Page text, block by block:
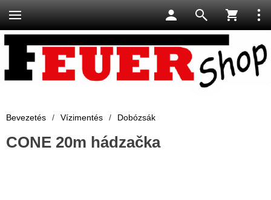
Bevezetés / Vízimentés / Dobózsák
CONE 20m hádzačka